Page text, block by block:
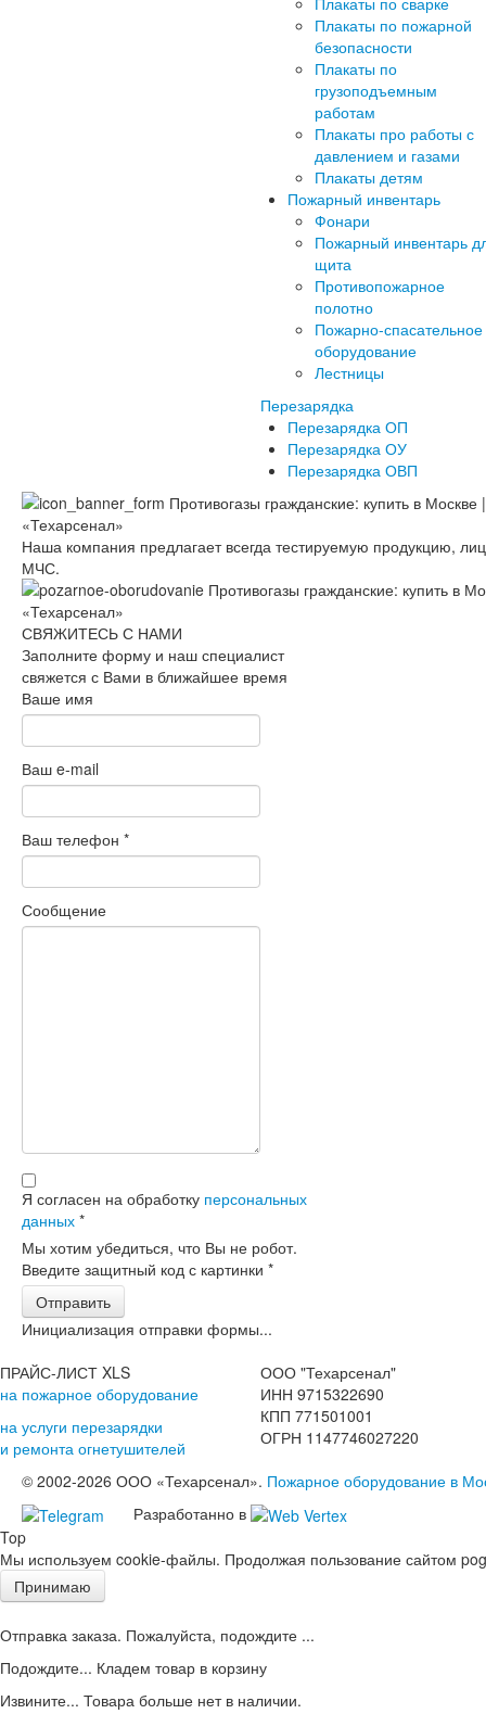
Плакаты по пожарной
безопасности
Плакаты по
грузоподъемным
работам
Плакаты про работы с
давлением и газами
Плакаты детям
Пожарный инвентарь
Фонари
Пожарный инвентарь
щита
Противопожарное
полотно
Пожарно-спасательное
оборудование
Лестницы
Перезарядка
Перезарядка ОП
Перезарядка ОУ
Перезарядка ОВП
Наша компания предлагает всегда тестируемую продукцию,
МЧС.
СВЯЖИТЕСЬ С НАМИ
Заполните форму и наш специалист
свяжется с Вами в ближайшее время
Ваше имя
Ваш e-mail
Ваш телефон *
Сообщение
Я согласен на обработку персональных
данных *
Мы хотим убедиться, что Вы не робот.
Введите защитный код с картинки *
Отправить
Инициализация отправки формы...
ПРАЙС-ЛИСТ XLS
на пожарное оборудование
на услуги перезарядки
и ремонта огнетушителей
ООО "Техарсенал"
ИНН 9715322690
КПП 771501001
ОГРН 1147746027220
© 2002-2026 ООО «Техарсенал». Пожарное оборудование в
Разработанно в
Top
Мы используем cookie-файлы. Продолжая пользование сайтом
Принимаю
Отправка заказа. Пожалуйста, подождите ...
Подождите... Кладем товар в корзину
Извините... Товара больше нет в наличии.